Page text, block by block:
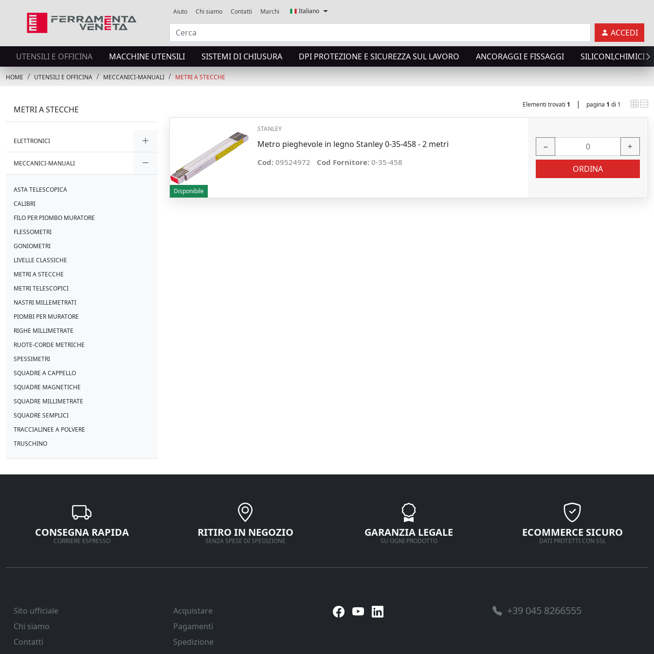
Aiuto Chi siamo Contatti Marchi Italiano
ACCEDI
UTENSILI E OFFICINA MACCHINE UTENSILI SISTEMI DI CHIUSURA DPI PROTEZIONE E SICUREZZA SUL LAVORO ANCORAGGI E FISSAGGI SILICONI,CHIMICI
HOME UTENSILI E OFFICINA MECCANICI-MANUALI METRI A STECCHE
METRI A STECCHE
ELETTRONICI
MECCANICI-MANUALI
ASTA TELESCOPICA
CALIBRI
FILO PER PIOMBO MURATORE
FLESSOMETRI
GONIOMETRI
LIVELLE CLASSICHE
METRI A STECCHE
METRI TELESCOPICI
NASTRI MILLEMETRATI
PIOMBI PER MURATORE
RIGHE MILLIMETRATE
RUOTE-CORDE METRICHE
SPESSIMETRI
SQUADRE A CAPPELLO
SQUADRE MAGNETICHE
SQUADRE MILLIMETRATE
SQUADRE SEMPLICI
TRACCIALINEE A POLVERE
TRUSCHINO
Elementi trovati 1 | pagina 1 di 1
Disponibile
STANLEY
Metro pieghevole in legno Stanley 0-35-458 - 2 metri
Cod: 09524972 Cod Fornitore: 0-35-458
− +
ORDINA
CONSEGNA RAPIDA
CORRIERE ESPRESSO
RITIRO IN NEGOZIO
SENZA SPESE DI SPEDIZIONE
GARANZIA LEGALE
SU OGNI PRODOTTO
ECOMMERCE SICURO
DATI PROTETTI CON SSL
Sito ufficiale
Chi siamo
Contatti
Acquistare
Pagamenti
Spedizione
+39 045 8266555